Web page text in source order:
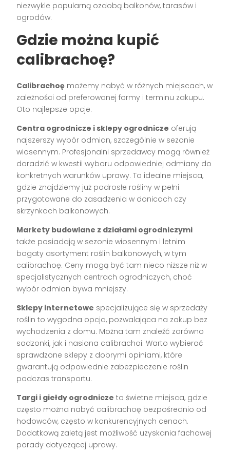
niezwykle popularną ozdobą balkonów, tarasów i
ogrodów.
Gdzie można kupić
calibrachoę?
Calibrachoę możemy nabyć w różnych miejscach, w
zależności od preferowanej formy i terminu zakupu.
Oto najlepsze opcje:
Centra ogrodnicze i sklepy ogrodnicze oferują
najszerszy wybór odmian, szczególnie w sezonie
wiosennym. Profesjonalni sprzedawcy mogą również
doradzić w kwestii wyboru odpowiedniej odmiany do
konkretnych warunków uprawy. To idealne miejsca,
gdzie znajdziemy już podrosłe rośliny w pełni
przygotowane do zasadzenia w donicach czy
skrzynkach balkonowych.
Markety budowlane z działami ogrodniczymi
także posiadają w sezonie wiosennym i letnim
bogaty asortyment roślin balkonowych, w tym
calibrachoę. Ceny mogą być tam nieco niższe niż w
specjalistycznych centrach ogrodniczych, choć
wybór odmian bywa mniejszy.
Sklepy internetowe specjalizujące się w sprzedaży
roślin to wygodna opcja, pozwalająca na zakup bez
wychodzenia z domu. Można tam znaleźć zarówno
sadzonki, jak i nasiona calibrachoi. Warto wybierać
sprawdzone sklepy z dobrymi opiniami, które
gwarantują odpowiednie zabezpieczenie roślin
podczas transportu.
Targi i giełdy ogrodnicze to świetne miejsca, gdzie
często można nabyć calibrachoę bezpośrednio od
hodowców, często w konkurencyjnych cenach.
Dodatkową zaletą jest możliwość uzyskania fachowej
porady dotyczącej uprawy.